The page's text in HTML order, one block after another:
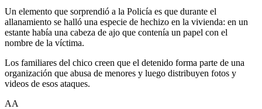
Un elemento que sorprendió a la Policía es que durante el
allanamiento se halló una especie de hechizo en la vivienda: en un
estante había una cabeza de ajo que contenía un papel con el
nombre de la víctima.
Los familiares del chico creen que el detenido forma parte de una
organización que abusa de menores y luego distribuyen fotos y
videos de esos ataques.
AA